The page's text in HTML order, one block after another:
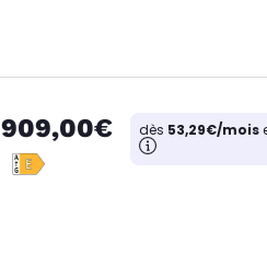
909,00€ dès 53,29€/mois